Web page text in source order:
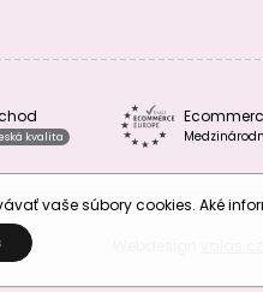
kvalita
vaše súbory cookies. Aké